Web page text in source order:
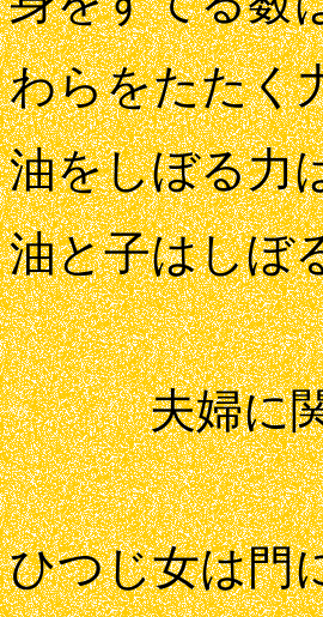
わらをたたく
油をしぼる力
油と子はしぼ
夫婦に関
ひつじ女は門